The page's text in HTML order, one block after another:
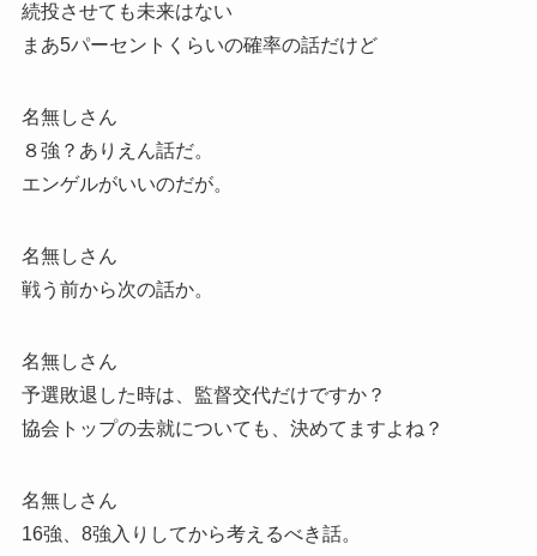
続投させても未来はない
まあ5パーセントくらいの確率の話だけど
名無しさん
８強？ありえん話だ。
エンゲルがいいのだが。
名無しさん
戦う前から次の話か。
名無しさん
予選敗退した時は、監督交代だけですか？
協会トップの去就についても、決めてますよね？
名無しさん
16強、8強入りしてから考えるべき話。